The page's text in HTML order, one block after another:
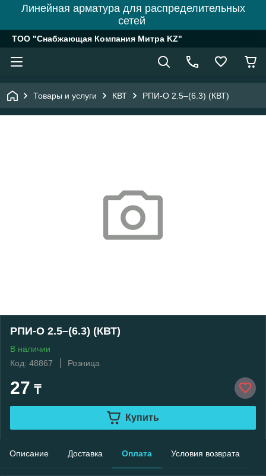
Линейная арматура для распределительных
сетей
ТОО "Снабжающая Компания Митра KZ"
Товары и услуги КВТ РПИ-О 2.5–(6.3) (КВТ)
РПИ-О 2.5–(6.3) (КВТ)
В наличии
Код: 48867
Розница
27 ₸
Купить
Описание Доставка Оплата Условия возврата